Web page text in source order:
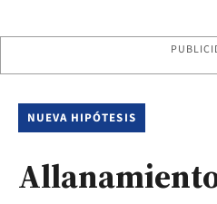
NUEVA HIPÓTESIS